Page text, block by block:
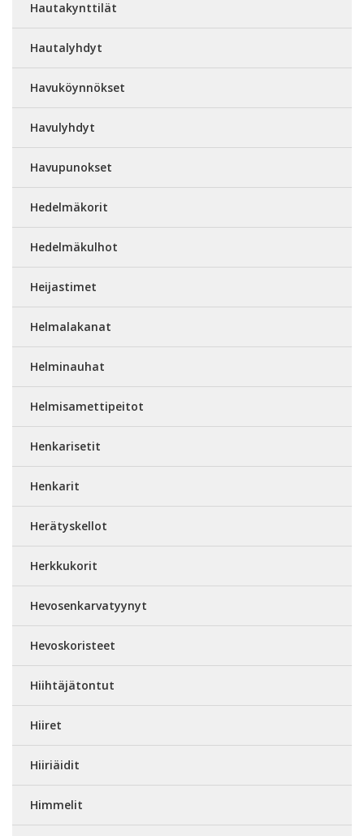
Hautakynttilät
Hautalyhdyt
Havuköynnökset
Havulyhdyt
Havupunokset
Hedelmäkorit
Hedelmäkulhot
Heijastimet
Helmalakanat
Helminauhat
Helmisamettipeitot
Henkarisetit
Henkarit
Herätyskellot
Herkkukorit
Hevosenkarvatyynyt
Hevoskoristeet
Hiihtäjätontut
Hiiret
Hiiriäidit
Himmelit